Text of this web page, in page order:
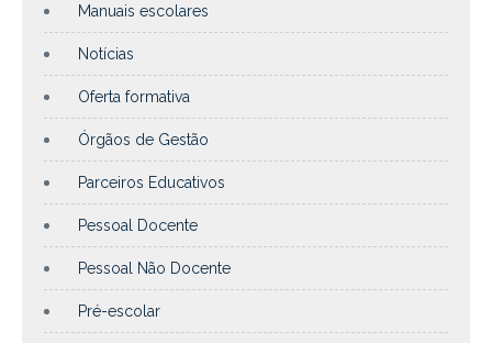
Manuais escolares
Notícias
Oferta formativa
Órgãos de Gestão
Parceiros Educativos
Pessoal Docente
Pessoal Não Docente
Pré-escolar